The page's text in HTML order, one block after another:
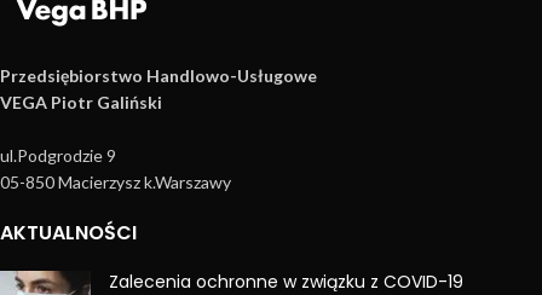
Przedsiębiorstwo Handlowo­-Usługowe
VEGA Piotr Galiński
ul.Podgrodzie 9
05-850 Macierzysz k.Warszawy
AKTUALNOŚCI
Zalecenia ochronne w związku z COVID-19